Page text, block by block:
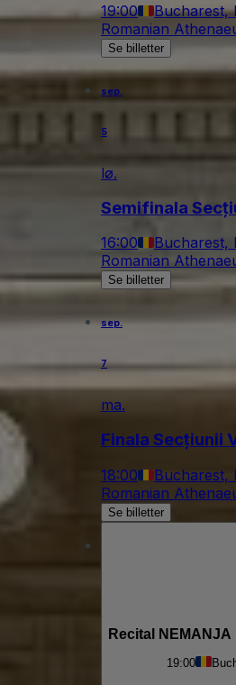
19:00 Bucharest,
Romanian
Se billetter
sep.
5
lø.
Semifinala
16:00 Bucharest,
Romanian
Se billetter
sep.
7
ma.
Finala Secțiunii
18:00 Bucharest,
Romanian
Se billetter
Recital
19:00